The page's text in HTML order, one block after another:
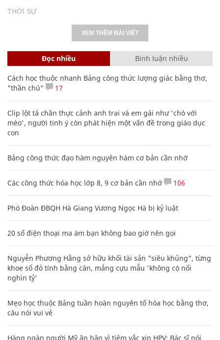
THỜI SỰ
XEM THÊM BÀI VIẾT
Đọc nhiều Bình luận nhiều
Cách học thuộc nhanh Bảng công thức lượng giác bằng thơ,
"thần chú"
17
Clip lột tả chân thực cảnh anh trai và em gái như 'chó với
mèo', người tinh ý còn phát hiện một vấn đề trong giáo dục
con
Bảng công thức đạo hàm nguyên hàm cơ bản cần nhớ
Các công thức hóa học lớp 8, 9 cơ bản cần nhớ 106
Phó Đoàn ĐBQH Hà Giang Vương Ngọc Hà bị kỷ luật
20 số điện thoại ma ám bạn không bao giờ nên gọi
Nguyễn Phương Hằng sở hữu khối tài sản "siêu khủng", từng
khoe sổ đỏ tính bằng cân, mắng cựu mẫu 'không có nổi
nghìn tỷ'
Mẹo học thuộc Bảng tuần hoàn nguyên tố hóa học bằng thơ,
câu nói vui vẻ
Hàng ngàn người Mỹ ân hận vì tiêm vắc xin HPV: Bác sĩ nói